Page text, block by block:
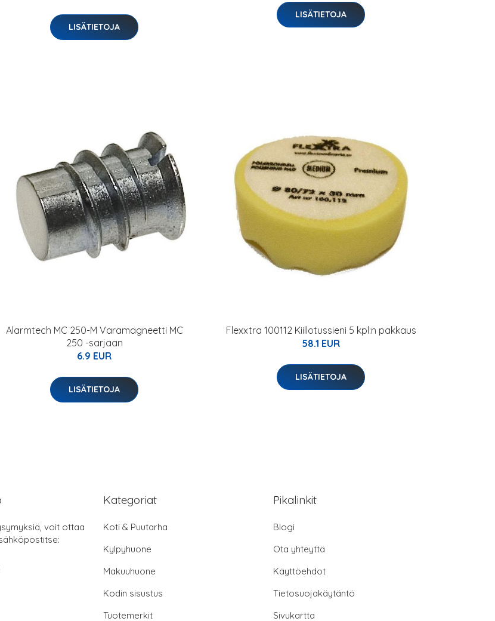
LISÄTIETOJA
LISÄTIETOJA
Alarmtech MC 250-M Varamagneetti MC
250 -sarjaan
6.9 EUR
LISÄTIETOJA
Flexxtra 100112 Kiillotussieni 5 kpl:n pakkaus
58.1 EUR
LISÄTIETOJA
voit ottaa
Kategoriat
Koti & Puutarha
Kylpyhuone
Makuuhuone
Kodin sisustus
Tuotemerkit
Pikalinkit
Blogi
Ota yhteyttä
Käyttöehdot
Tietosuojakäytäntö
Sivukartta